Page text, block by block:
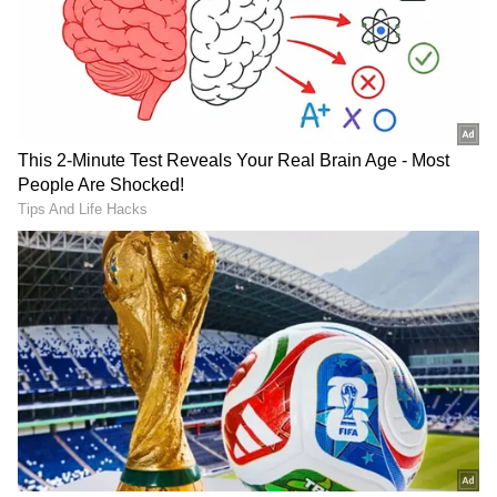
DOWNLOAD APP
தமிழ் சினிமா(Tamil Cinema News), டிவி
நிகழ்ச்சிகள்(Tamil TV Shows)
செலிபிரிட்டி செய்திகள் மற்றும்
சமீபத்திய அப்டேட்களுக்காக ஏஷ்யாநெட்
தமிழ் நியூஸின் பொழுதுபோக்கு பிரிவை
ஆராயுங்கள். சினிமா விமர்சனங்கள்
(Tamil Movies Review), நட்சத்திரங்களின்
நேர்காணல்கள், தொடர்களில் நடக்கும்
ட்ராமா மற்றும் பொழுதுபோக்கு உலகின்
டிரெண்ட்ஸ்பாட்டிங்குடன் எப்போதும்